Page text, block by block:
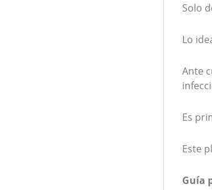
Solo
Lo
Ante
Es
Este
Guía